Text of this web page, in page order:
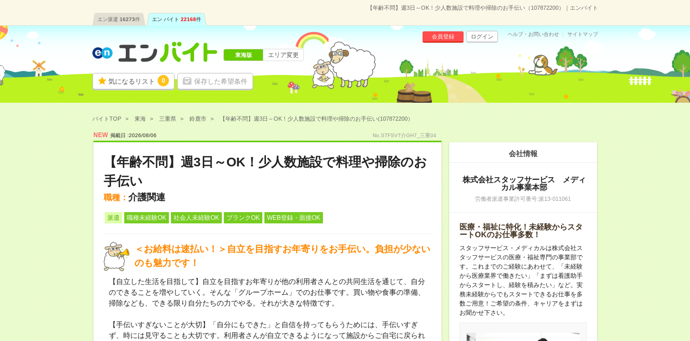
【年齢不問】週3日～OK！少人数施設で料理や掃除のお手伝い（107872200）｜エンバイト
エン派遣 16273件 エン バイト 22168件
気になるリスト 0 保存した希望条件
会員登録 ログイン ヘルプ・お問い合わせ サイトマップ
東海版 エリア変更
バイトTOP 東海 三重県 鈴鹿市 【年齢不問】週3日～OK！少人数施設で料理や掃除のお手伝い(107872200）
NEW 掲載日 :2026/08/06 No.STFSVT介GH7_三重04
【年齢不問】週3日～OK！少人数施設で料理や掃除のお
手伝い
職種： 介護関連
派遣 職種未経験OK 社会人未経験OK ブランクOK WEB登録・面接OK
＜お給料は速払い！＞自立を目指すお年寄りをお手伝い。負担が少ない
のも魅力です！
【自立した生活を目指して】自立を目指すお年寄りが他の利用者さんとの共同生活を通じて、自分
のできることを増やしていく。そんな「グループホーム」でのお仕事です。買い物や食事の準備、
掃除なども、できる限り自分たちの力でやる。それが大きな特徴です。
【手伝いすぎないことが大切】「自分にもできた」と自信を持ってもらうためには、手伝いすぎ
ず、時には見守ることも大切です。利用者さんが自立できるようになって施設からご自宅に戻られ
会社情報
株式会社スタッフサービス メディ
カル事業本部
労働者派遣事業許可番号:派13-011061
医療・福祉に特化！未経験からスタ
ートOKのお仕事多数！
スタッフサービス・メディカルは株式会社ス
タッフサービスの医療・福祉専門の事業部で
す。これまでのご経験にあわせて、「未経験
から医療業界で働きたい」「まずは看護助手
からスタートし、経験を積みたい」など。実
務未経験からでもスタートできるお仕事を多
数ご用意！ご希望の条件、キャリアをまずは
お聞かせ下さい。